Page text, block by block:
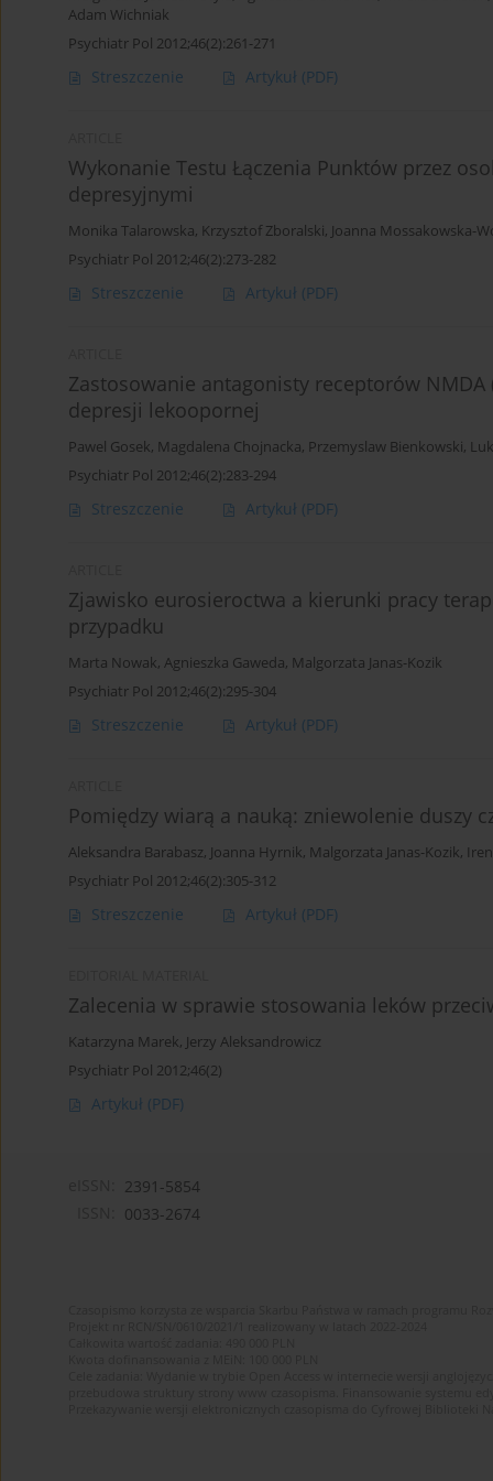
Adam Wichniak
Psychiatr Pol 2012;46(2):261-271
Streszczenie Artykuł (PDF)
Wykonanie Testu Łączenia Punktów przez
depresyjnymi
Monika Talarowska, Krzysztof Zboralski, Joanna Mossakowska-
Psychiatr Pol 2012;46(2):273-282
Streszczenie Artykuł (PDF)
Zastosowanie antagonisty receptorów
depresji lekoopornej
Pawel Gosek, Magdalena Chojnacka, Przemyslaw Bienkowski,
Psychiatr Pol 2012;46(2):283-294
Streszczenie Artykuł (PDF)
Zjawisko eurosieroctwa a kierunki pracy
przypadku
Marta Nowak, Agnieszka Gaweda, Malgorzata Janas-Kozik
Psychiatr Pol 2012;46(2):295-304
Streszczenie Artykuł (PDF)
Pomiędzy wiarą a nauką: zniewolenie duszy
Aleksandra Barabasz, Joanna Hyrnik, Malgorzata Janas-Kozik,
Psychiatr Pol 2012;46(2):305-312
Streszczenie Artykuł (PDF)
Zalecenia w sprawie stosowania leków
Katarzyna Marek, Jerzy Aleksandrowicz
Psychiatr Pol 2012;46(2)
Artykuł (PDF)
2391-5854
0033-2674